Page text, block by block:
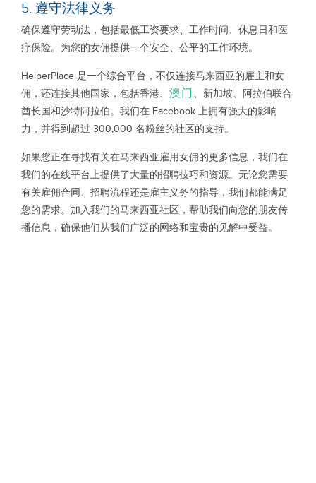
5. 遵守法律义务
确保遵守劳动法，包括最低工资要求、工作时间、休息日和医
疗保险。为您的女佣提供一个安全、公平的工作环境。
HelperPlace 是一个综合平台，不仅连接马来西亚的雇主和女
佣，还连接其他国家，包括香港、 澳门 、新加坡、阿拉伯联合
酋长国和沙特阿拉伯。我们在 Facebook 上拥有强大的影响
力，并得到超过 300,000 名粉丝的社区的支持。
如果您正在寻找有关在马来西亚雇用女佣的更多信息，我们在
我们的在线平台上提供了大量的招聘技巧和资源。无论您需要
有关雇佣合同、招聘流程还是雇主义务的指导，我们都能满足
您的需求。加入我们的马来西亚社区，帮助我们向您的朋友传
播信息，确保他们从我们广泛的网络和宝贵的见解中受益。